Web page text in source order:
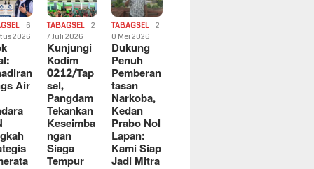
6
2026
Air
TABAGSEL
2
7 Juli 2026
Kunjungi
Kodim
0212/Tap
sel,
Pangdam
Tekankan
Keseimba
ngan
Siaga
Tempur
TABAGSEL
2
0 Mei 2026
Dukung
Penuh
Pemberan
tasan
Narkoba,
Kedan
Prabo Nol
Lapan:
Kami Siap
Jadi Mitra